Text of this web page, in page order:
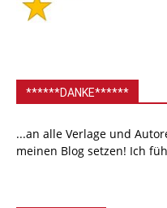
******DANKE******
...an alle Verlage und
meinen Blog setzen! Ich